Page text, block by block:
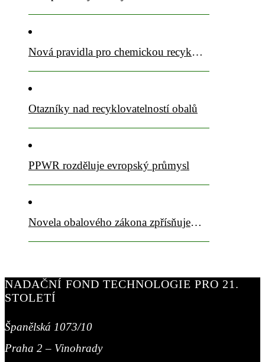
Nová pravidla pro chemickou recyklaci PET přijata
Otazníky nad recyklovatelností obalů
PPWR rozděluje evropský průmysl
Novela obalového zákona zpřísňuje pravidla a posiluje sběrový komfort
NADAČNÍ FOND TECHNOLOGIE PRO 21.
STOLETÍ
Španělská 1073/10
Praha 2 – Vinohrady